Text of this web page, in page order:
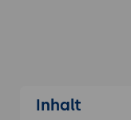
Inhalt